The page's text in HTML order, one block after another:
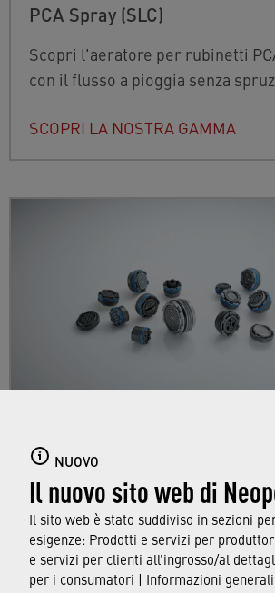
NUOVO
Il nuovo sito web di
Il sito web è stato suddiviso in sezioni
esigenze: Prodotti e servizi per
e servizi per clienti all’ingrosso/al
per i consumatori | Informazioni
PCA Spray (SLC)
Scopri l'aeratore per rubinetti
con il flusso a pioggia senza
SCOPRI LA NOSTRA GAMMA
Aeratori con filettato integrato
Scopri di più sui nostri aeratori
filetto integrato per un design
rubinetti.
SCOPRI DI PIÙ